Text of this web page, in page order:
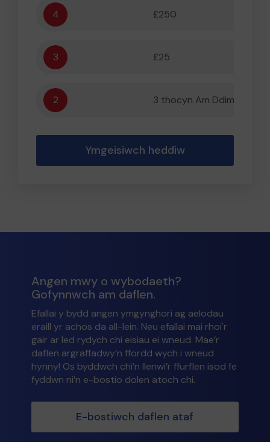
4 £250
3 £25
2 3 thocyn Am Ddim
Ymgeisiwch heddiw
Angen mwy o wybodaeth?
Gofynnwch am daflen.
Efallai y bydd angen ymgynghori ag aelodau
eraill yr achos da all-lein. Neu efallai mai rhoi'r
gair ar led rydych chi eisiau ei wneud. Mae’r
daflen argraffadwy’n ffordd wych i wneud
hynny! Os byddwch chi’n llenwi’r ffurflen isod fe
fyddwn ni’n e-bostio dolen atoch chi.
E-bostiwch daflen ataf